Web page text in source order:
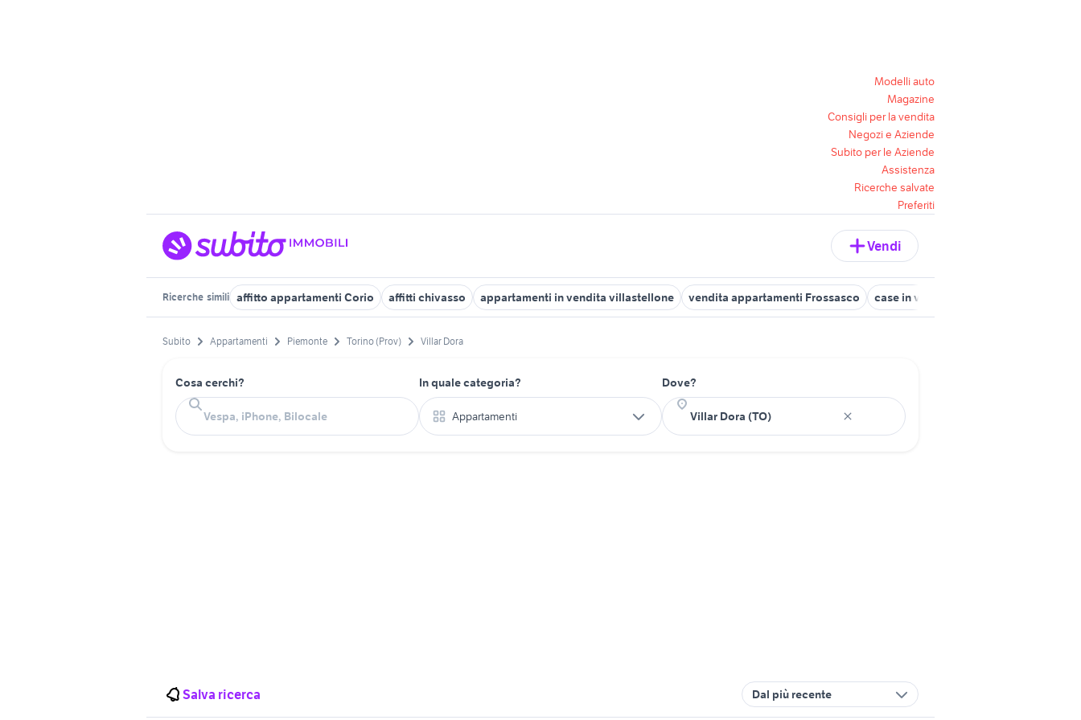
Modelli auto
Magazine
Consigli per la vendita
Negozi e Aziende
Subito per le Aziende
Assistenza
Ricerche salvate
Preferiti
Vendi
Ricerche simili affitto appartamenti Corio affitti chivasso appartamenti in vendita villastellone vendita appartamenti Frossasco case in vendita a brandizzo
Subito Appartamenti Piemonte Torino (Prov) Villar Dora
Cosa cerchi? In quale categoria?
Appartamenti
Dove?
Salva ricerca Dal più recente